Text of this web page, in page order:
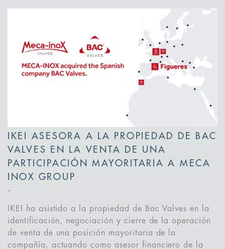
IKEI ASESORA A LA PROPIEDAD DE BAC
VALVES EN LA VENTA DE UNA
PARTICIPACIÓN MAYORITARIA A MECA
INOX GROUP
IKEI ha asistido a la propiedad de Bac Valves en la
identificación, negociación y cierre de la operación
de venta de una posición mayoritaria de la
compañía, actuando como asesor financiero de la